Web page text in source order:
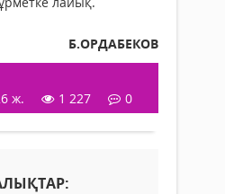
Б.ОРДАБЕКОВ
ж.
1 227 0